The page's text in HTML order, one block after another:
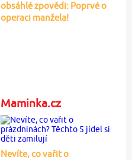
obsáhlé zpovědi: Poprvé o
operaci manžela!
Maminka.cz
Nevíte, co vařit o